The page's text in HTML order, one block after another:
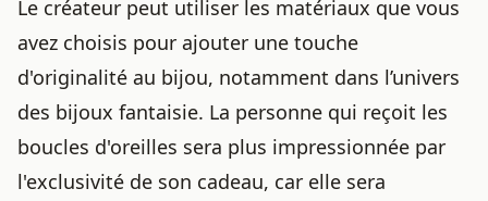
Le créateur peut utiliser les matériaux que vous
avez choisis pour ajouter une touche
d'originalité au bijou, notamment dans l’univers
des bijoux fantaisie. La personne qui reçoit les
boucles d'oreilles sera plus impressionnée par
l'exclusivité de son cadeau, car elle sera